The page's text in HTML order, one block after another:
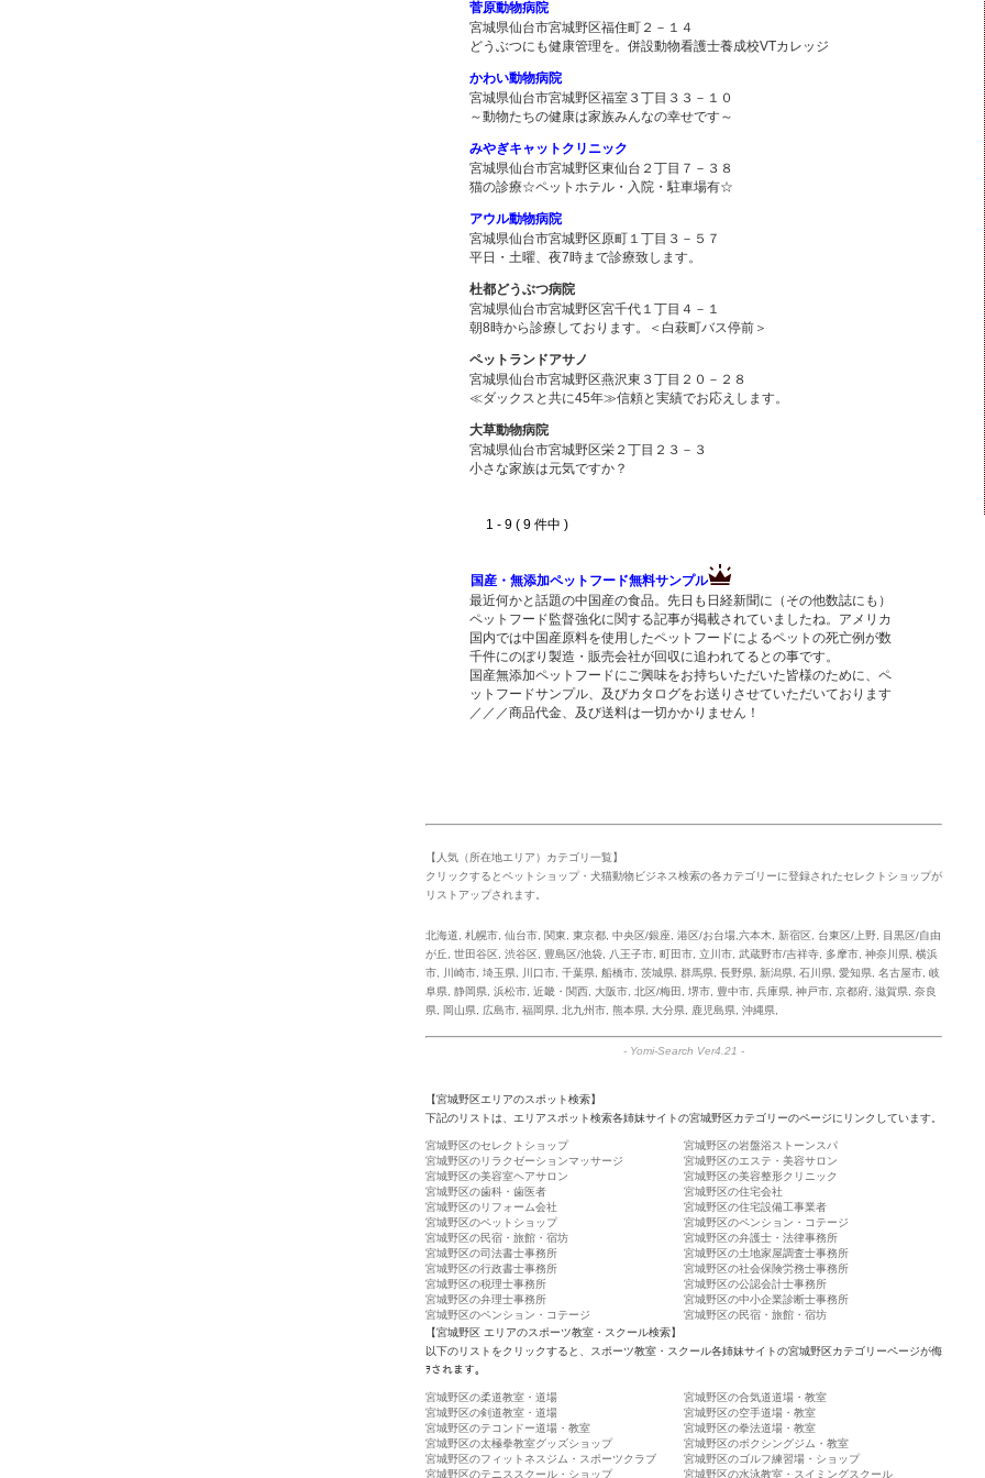
菅原動物病院
宮城県仙台市宮城野区福住町２－１４
どうぶつにも健康管理を。併設動物看護士養成校VTカレッジ
かわい動物病院
宮城県仙台市宮城野区福室３丁目３３－１０
～動物たちの健康は家族みんなの幸せです～
みやぎキャットクリニック
宮城県仙台市宮城野区東仙台２丁目７－３８
猫の診療☆ペットホテル・入院・駐車場有☆
アウル動物病院
宮城県仙台市宮城野区原町１丁目３－５７
平日・土曜、夜7時まで診療致します。
杜都どうぶつ病院
宮城県仙台市宮城野区宮千代１丁目４－１
朝8時から診療しております。＜白萩町バス停前＞
ペットランドアサノ
宮城県仙台市宮城野区燕沢東３丁目２０－２８
≪ダックスと共に45年≫信頼と実績でお応えします。
大草動物病院
宮城県仙台市宮城野区栄２丁目２３－３
小さな家族は元気ですか？
1 - 9 ( 9 件中 )
国産・無添加ペットフード無料サンプル
最近何かと話題の中国産の食品。先日も日経新聞に（その他数誌にも）
ペットフード監督強化に関する記事が掲載されていましたね。アメリカ
国内では中国産原料を使用したペットフードによるペットの死亡例が数
千件にのぼり製造・販売会社が回収に追われてるとの事です。
国産無添加ペットフードにご興味をお持ちいただいた皆様のために、ペ
ットフードサンプル、及びカタログをお送りさせていただいております
／／／商品代金、及び送料は一切かかりません！
【人気（所在地エリア）カテゴリ一覧】
クリックするとペットショップ・犬猫動物ビジネス検索の各カテゴリーに登録されたセレクトショップが
リストアップされます。
北海道 札幌市 仙台市 関東 東京都 中央区/銀座 港区/お台場,六本木 新宿区 台東区/上野
目黒区/自由
が丘
世田谷区 渋谷区 豊島区/池袋 八王子市 町田市 立川市 武蔵野市/吉祥寺 多摩市 神奈川県 横浜
市
川崎市 埼玉県 川口市 千葉県 船橋市 茨城県 群馬県 長野県 新潟県 石川県 愛知県 名古屋市 岐
阜県 静岡県 浜松市 近畿・関西 大阪市 北区/梅田 堺市 豊中市 兵庫県 神戸市 京都府 滋賀県 奈良
県
岡山県 広島市 福岡県 北九州市 熊本県 大分県 鹿児島県 沖縄県
- Yomi-Search Ver4.21 -
【宮城野区エリアのスポット検索】
下記のリストは、エリアスポット検索各姉妹サイトの宮城野区カテゴリーのページにリンクしています。
宮城野区のセレクトショップ
宮城野区の岩盤浴ストーンスパ
宮城野区のリラクゼーションマッサージ
宮城野区のエステ・美容サロン
宮城野区の美容室ヘアサロン
宮城野区の美容整形クリニック
宮城野区の歯科・歯医者
宮城野区の住宅会社
宮城野区のリフォーム会社
宮城野区の住宅設備工事業者
宮城野区のペットショップ
宮城野区のペンション・コテージ
宮城野区の民宿・旅館・宿坊
宮城野区の弁護士・法律事務所
宮城野区の司法書士事務所
宮城野区の土地家屋調査士事務所
宮城野区の行政書士事務所
宮城野区の社会保険労務士事務所
宮城野区の税理士事務所
宮城野区の公認会計士事務所
宮城野区の弁理士事務所
宮城野区の中小企業診断士事務所
宮城野区のペンション・コテージ
宮城野区の民宿・旅館・宿坊
【宮城野区 エリアのスポーツ教室・スクール検索】
以下のリストをクリックすると、スポーツ教室・スクール各姉妹サイトの宮城野区カテゴリーページが侮
ｦされます。
宮城野区の柔道教室・道場
宮城野区の合気道道場・教室
宮城野区の剣道教室・道場
宮城野区の空手道場・教室
宮城野区のテコンドー道場・教室
宮城野区の拳法道場・教室
宮城野区の太極拳教室グッズショップ
宮城野区のボクシングジム・教室
宮城野区のフィットネスジム・スポーツクラブ
宮城野区のゴルフ練習場・ショップ
宮城野区のテニススクール・ショップ
宮城野区の水泳教室・スイミングスクール